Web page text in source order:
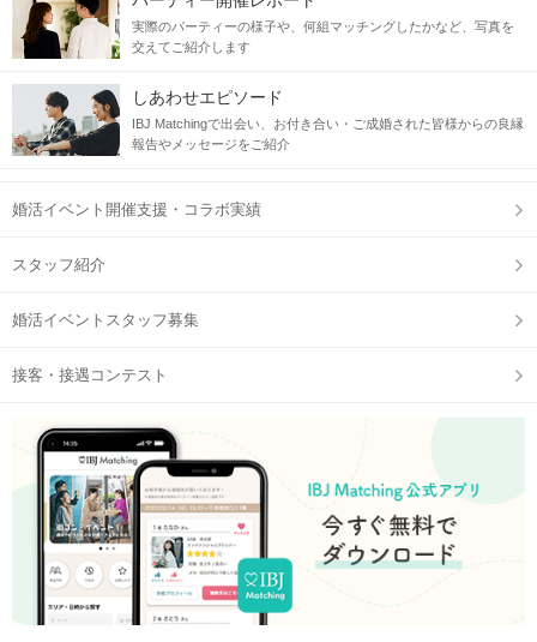
実際のパーティーの様子や、何組マッチングしたかなど、写真を
交えてご紹介します
しあわせエピソード
IBJ Matchingで出会い、お付き合い・ご成婚された皆様からの良縁
報告やメッセージをご紹介
婚活イベント開催支援・コラボ実績
スタッフ紹介
婚活イベントスタッフ募集
接客・接遇コンテスト